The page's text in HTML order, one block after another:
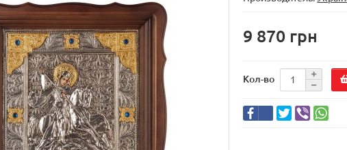
9 870 грн
Кол-во